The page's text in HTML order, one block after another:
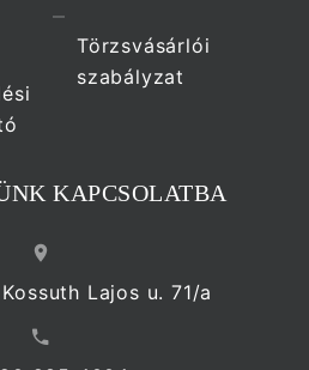
Törzsvásárlói
szabályzat
KAPCSOLATBA
Lajos u. 71/a